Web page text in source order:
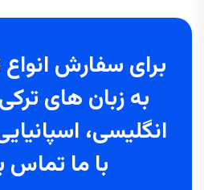
برای سفارش
به زبان های
انگلیسی،
با ما تماس